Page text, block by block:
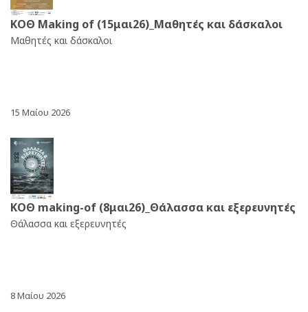
ΚΟΘ Making of (15μαι26)_Μαθητές και δάσκαλοι
Μαθητές και δάσκαλοι
15 Μαίου 2026
ΚΟΘ making-of (8μαι26)_Θάλασσα και εξερευνητές
Θάλασσα και εξερευνητές
8 Μαίου 2026